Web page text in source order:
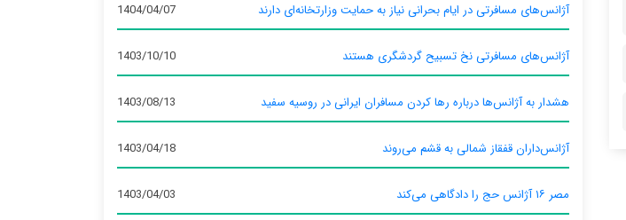
آژانس‌های مسافرتی در ایام بحرانی نیاز به حمایت وزارتخانه‌ای دارند 1404/04/07
آژانس‌های مسافرتی نخ تسبیح گردشگری هستند 1403/10/10
هشدار به آژانس‌ها درباره رها کردن مسافران ایرانی در روسیه سفید 1403/08/13
آژانس‌داران قفقاز شمالی به قشم می‌روند 1403/04/18
مصر ۱۶ آژانس حج را دادگاهی می‌کند 1403/04/03